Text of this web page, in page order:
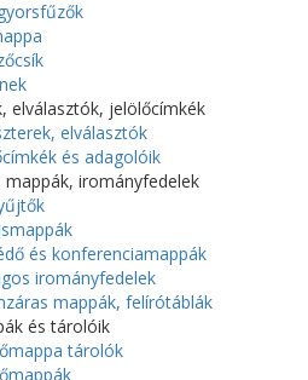
gyorsfűzők
elválasztók, jelölőcímkék
elválasztók
és adagolóik
mappák, irományfedelek
és konferenciamappák
irományfedelek
mappák, felírótáblák
és tárolóik
tárolók